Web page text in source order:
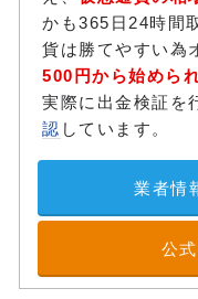
かも365日24時間
貨は勝てやすい為
500円から始めら
実際に出金検証を
認 しています。
業者情
公